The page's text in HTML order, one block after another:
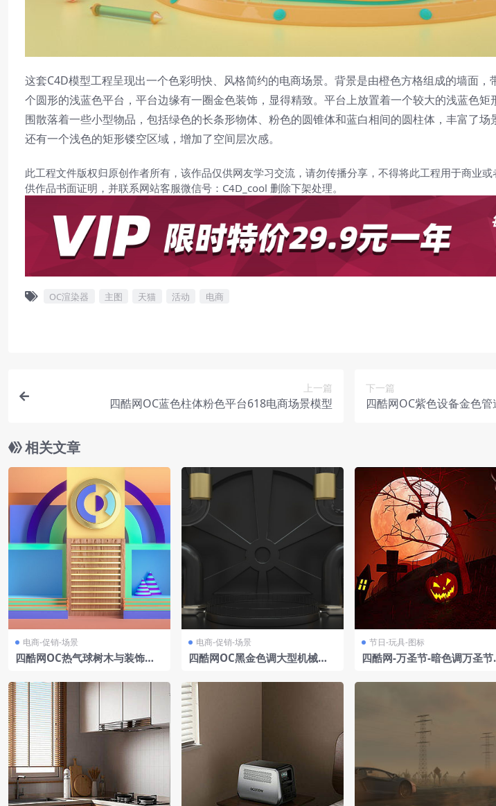
这套C4D模型工程呈现出一个色彩明快、风格简约的电商场景。背景是由橙色方格组成的墙面
个圆形的浅蓝色平台，平台边缘有一圈金色装饰，显得精致。平台上放置着一个较大的浅蓝色
围散落着一些小型物品，包括绿色的长条形物体、粉色的圆锥体和蓝白相间的圆柱体，丰富了
还有一个浅色的矩形镂空区域，增加了空间层次感。
此工程文件版权归原创作者所有，该作品仅供网友学习交流，请勿传播分享，不得将此工程用于商业
供作品书面证明，并联系网站客服微信号：C4D_cool 删除下架处理。
OC渲染器 主图 天猫 活动 电商
上一篇
四酷网OC蓝色柱体粉色平台618电商场景模型
下一篇
四酷网OC紫色设备金色
相关文章
电商-促销-场景
四酷网OC热气球树木与装饰电
电商-促销-场景
四酷网OC黑金色调大型机械装
节日-玩具-图标
四酷网-万圣节-暗色调万圣节